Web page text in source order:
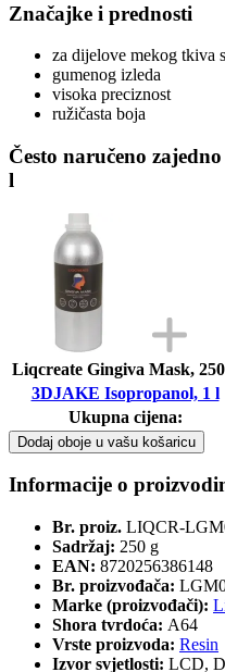
Značajke i prednosti
za dijelove mekog tkiva
gumenog izleda
visoka preciznost
ružičasta boja
Često naručeno
l
Liqcreate Gingiva Mask,
3DJAKE Isopropanol, 1 l
Ukupna cijena:
Dodaj oboje u vašu košaricu
Informacije o
Br. proiz. LIQCR-
Sadržaj: 250 g
EAN: 8720256386148
Br. proizvođača:
Marke (proizvođači):
Shora tvrdoća: A64
Vrste proizvoda: Resin
Izvor svjetlosti: LCD,